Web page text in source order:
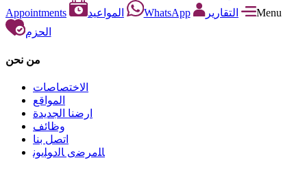
Appointments
المواعيد WhatsApp التقارير
Menu
الحزم
من نحن
الاختصاصات
المواقع
ارضنا الجديدة
وظائف
اتصل بنا
ﺎﻠﻣﺮﺿﻯ ﺎﻟﺩﻮﻠﻳﻮﻧ